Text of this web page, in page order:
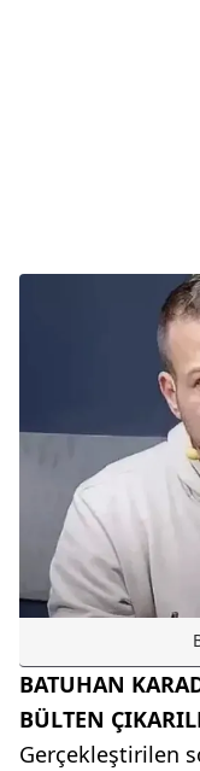
BATUHAN
BÜLTEN
Gerçekleştirilen